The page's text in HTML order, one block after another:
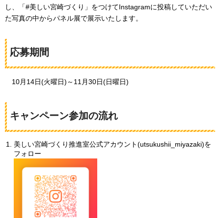
し、「#美しい宮崎づくり」をつけてInstagramに投稿していただい
た写真の中からパネル展で展示いたします。
応募期間
10月14日(火曜日)～11月30日(日曜日)
キャンペーン参加の流れ
美しい宮崎づくり推進室公式アカウント(utsukushii_miyazaki)を
フォロー